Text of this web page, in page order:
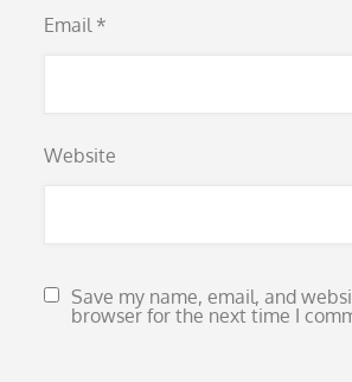
Email *
Website
Save my name, email, and
browser for the next time I